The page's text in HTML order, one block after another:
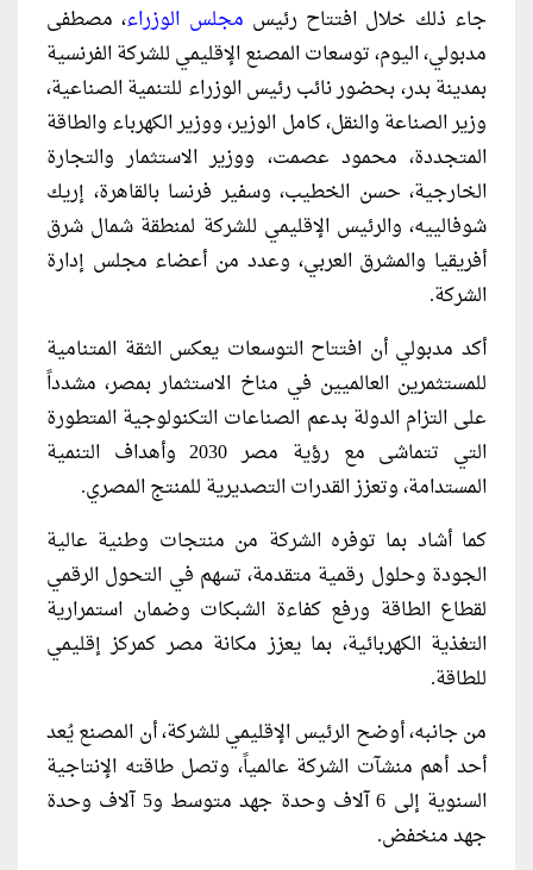
جاء ذلك خلال افتتاح رئيس مجلس الوزراء، مصطفى
مدبولي، اليوم، توسعات المصنع الإقليمي للشركة الفرنسية
بمدينة بدر، بحضور نائب رئيس الوزراء للتنمية الصناعية،
وزير الصناعة والنقل، كامل الوزير، ووزير الكهرباء والطاقة
المتجددة، محمود عصمت، ووزير الاستثمار والتجارة
الخارجية، حسن الخطيب، وسفير فرنسا بالقاهرة، إريك
شوفالييه، والرئيس الإقليمي للشركة لمنطقة شمال شرق
أفريقيا والمشرق العربي، وعدد من أعضاء مجلس إدارة
الشركة.
أكد مدبولي أن افتتاح التوسعات يعكس الثقة المتنامية
للمستثمرين العالميين في مناخ الاستثمار بمصر، مشدداً
على التزام الدولة بدعم الصناعات التكنولوجية المتطورة
التي تتماشى مع رؤية مصر 2030 وأهداف التنمية
المستدامة، وتعزز القدرات التصديرية للمنتج المصري.
كما أشاد بما توفره الشركة من منتجات وطنية عالية
الجودة وحلول رقمية متقدمة، تسهم في التحول الرقمي
لقطاع الطاقة ورفع كفاءة الشبكات وضمان استمرارية
التغذية الكهربائية، بما يعزز مكانة مصر كمركز إقليمي
للطاقة.
من جانبه، أوضح الرئيس الإقليمي للشركة، أن المصنع يُعد
أحد أهم منشآت الشركة عالمياً، وتصل طاقته الإنتاجية
السنوية إلى 6 آلاف وحدة جهد متوسط و5 آلاف وحدة
جهد منخفض.